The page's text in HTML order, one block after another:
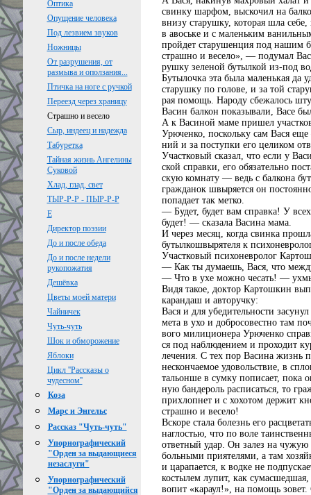
Оптика
Опущение человека
Под лезвием звуков
Ножницы
От разрушения, от
размыва и оползания...
Птичка на ноге с ручкой
Переезд через храницу
Страшно и весело
Сыр, индеец и надежда
Табуретка
Тайная жизнь Ангелины
Суковой
Хлад, глад, свет
ТЫР-Р-Р - ПЫР-Р-Р
Е
Директор поэзии
До и после обеда
До и после недели
рукопожатия
Дешёвка
Цветы моей матери
Чайничек
Чуть-чуть
Шок и обморожение
Яблоки
Цикл ''Рассказы о
чудесном''
Коза
Марс и Энгельс
Рассказ "Чуть-чуть"
Упорнографический
"Орден за выдающиеся
незаслуги"
Упорнографический
"Орден за выдающийся
свинку шарфом, выскочил на
внизу старушку, которая шла
в авоське и с маленьким
пройдет старушенция под нашим
страшно и весело», — подумал
рушку зеленой бутылкой из-под
Бутылочка эта была маленькая да
старушку по голове, и за той
рая помощь. Народу сбежалось
Васин балкон показывали, Васе
А к Васиной маме пришел
Урюченко, поскольку сам Вася
ний и за поступки его целиком
Участковый сказал, что если у
ской справки, его обязательно
скую комнату — ведь с балкона
гражданок швыряется он
попадает так метко.
— Будет, будет вам справка! У
будет! — сказала Васина мама.
И через месяц, когда свинка
бутылкошвырятеля к
Участковый психоневролог
— Как ты думаешь, Вася, что
— Что в ухе можно чесать! —
Видя такое, доктор Картошкин
карандаш и авторучку:
Вася и для убедительности
мета в ухо и добросовестно там
вого милиционера Урюченко
ся под наблюдением и проходит
лечения. С тех пор Васина жизнь
нескончаемое удовольствие, в
тальонше в сумку пописает, пока
ную бандероль расписаться, то
прихлопнет и с хохотом держит
страшно и весело!
Вскоре стала болезнь его
наглостью, что по воле
ответный удар. Он залез на чужую
больными приятелями, а там
и царапается, к водке не
костылем лупит, как сумасшедшая,
вопит «караул!», на помощь зовет.